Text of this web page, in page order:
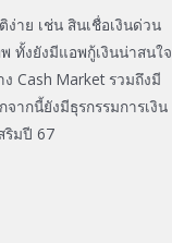
าย เช่น สินเชื่อเงินด่วน
ทั้งยังมีแอพกู้เงินน่าสนใจ
Cash Market รวมถึงมี
ากนี้ยังมีธุรกรรมการเงิน
ริมปี 67